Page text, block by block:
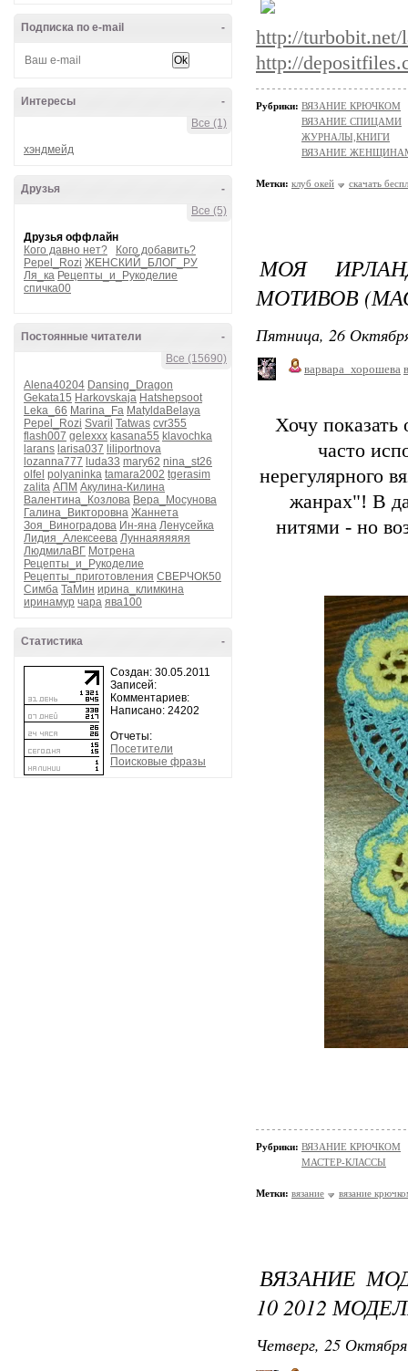
-
Подписка по e-mail
-
Интересы
Все (1)
хэндмейд
-
Друзья
Все (5)
Друзья оффлайн
Кого давно нет?
Кого добавить?
Pepel_Rozi ЖЕНСКИЙ_БЛОГ_РУ
Ля_ка Рецепты_и_Рукоделие
спичка00
-
Постоянные читатели
Все (15690)
Alena40204 Dansing_Dragon
Gekata15 Harkovskaja Hatshepsoot
Leka_66 Marina_Fa MatyldaBelaya
Pepel_Rozi Svaril Tatwas cvr355
flash007 gelexxx kasana55 klavochka
larans larisa037 liliportnova
lozanna777 luda33 mary62 nina_st26
olfel polyaninka tamara2002 tgerasim
zalita АПМ Акулина-Килина
Валентина_Козлова Вера_Мосунова
Галина_Викторовна Жаннета
Зоя_Виноградова Ин-яна Ленусейка
Лидия_Алексеева Луннаяяяяяя
ЛюдмилаВГ Мотрена
Рецепты_и_Рукоделие
Рецепты_приготовления СВЕРЧОК50
Симба ТаМин ирина_климкина
иринамур чара ява100
-
Статистика
Создан: 30.05.2011
Записей:
Комментариев:
Написано: 24202
Отчеты:
Посетители
Поисковые фразы
http://turbobit.net/
http://
Рубрики: ВЯЗАНИЕ КРЮЧКОМ
ВЯЗАНИЕ СПИЦАМИ
ЖУРНАЛЫ,КНИГИ
ВЯЗАНИЕ
Метки: клуб окей скачать
МОЯ
МОТИВОВ
Пятница, 26
варвара_хорошева
Хочу показать
часто
нерегулярного
жанрах"! В
нитями - но
Рубрики: ВЯЗАНИЕ КРЮЧКОМ
МАСТЕР-КЛАССЫ
Метки: вязание вязание
ВЯЗАНИЕ
10 2012
Четверг, 25